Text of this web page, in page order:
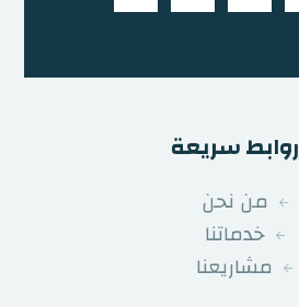
روابط سريعة
من نحن
خدماتنا
مشاريعنا